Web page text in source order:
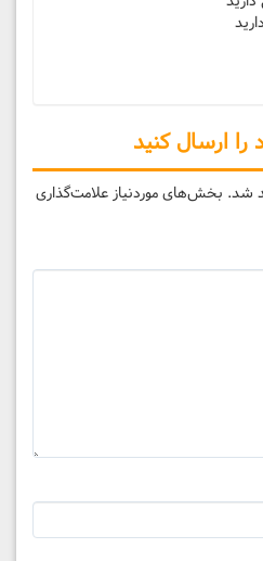
را ارسال کنید
شد. بخش‌های موردنیاز علامت‌گذاری